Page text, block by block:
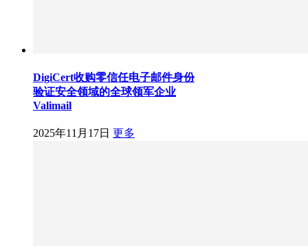
DigiCert收购零信任电子邮件身份
验证安全领域的全球领军企业
Valimail
2025年11月17日 更多